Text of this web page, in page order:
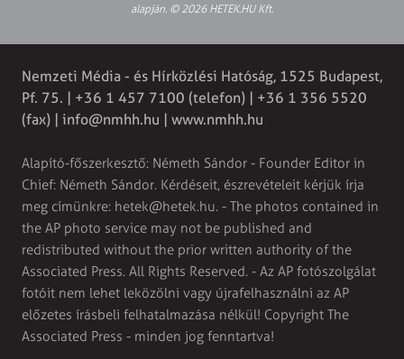
alapján. © 2026 HETEK.HU Kft.
Nemzeti Média - és Hírközlési Hatóság, 1525 Budapest,
Pf. 75. | +36 1 457 7100 (telefon) | +36 1 356 5520
(fax) | info@nmhh.hu | www.nmhh.hu
Alapító-főszerkesztő: Németh Sándor - Founder Editor in
Chief: Németh Sándor. Kérdéseit, észrevételeit kérjük írja
meg címünkre: hetek@hetek.hu. - The photos contained in
the AP photo service may not be published and
redistributed without the prior written authority of the
Associated Press. All Rights Reserved. - Az AP fotószolgálat
fotóit nem lehet leközölni vagy újrafelhasználni az AP
előzetes írásbeli felhatalmazása nélkül! Copyright The
Associated Press - minden jog fenntartva!